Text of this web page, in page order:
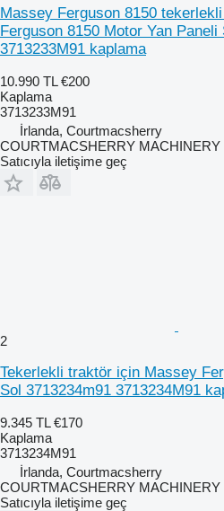
Massey Ferguson 8150
Ferguson 8150 Motor Yan Paneli
3713233M91 kaplama
10.990 TL €200
Kaplama
3713233M91
İrlanda, Courtmacsherry
COURTMACSHERRY MACHINERY
Satıcıyla iletişime geç
2
Tekerlekli traktör için Massey
Sol 3713234m91 3713234M91
9.345 TL €170
Kaplama
3713234M91
İrlanda, Courtmacsherry
COURTMACSHERRY MACHINERY
Satıcıyla iletişime geç